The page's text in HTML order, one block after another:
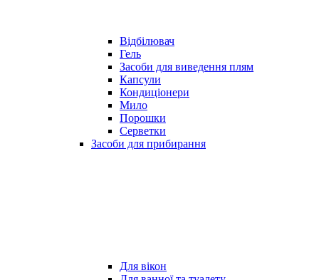
Відбілювач
Гель
Засоби для виведення плям
Капсули
Кондиціонери
Мило
Порошки
Серветки
Засоби для прибирання
Для вікон